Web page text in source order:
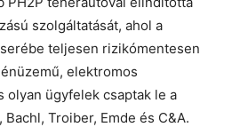
szolgáltatását, ahol a
teljesen rizikómentesen
elektromos
olyan ügyfelek csaptak le a
Troiber, Emde és C&A.